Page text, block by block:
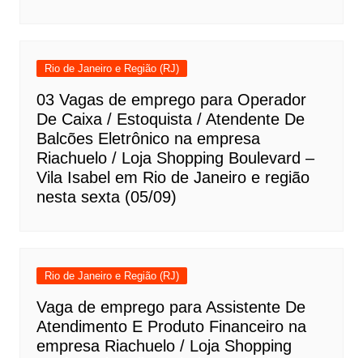
Rio de Janeiro e Região (RJ)
03 Vagas de emprego para Operador
De Caixa / Estoquista / Atendente De
Balcões Eletrônico na empresa
Riachuelo / Loja Shopping Boulevard –
Vila Isabel em Rio de Janeiro e região
nesta sexta (05/09)
Rio de Janeiro e Região (RJ)
Vaga de emprego para Assistente De
Atendimento E Produto Financeiro na
empresa Riachuelo / Loja Shopping